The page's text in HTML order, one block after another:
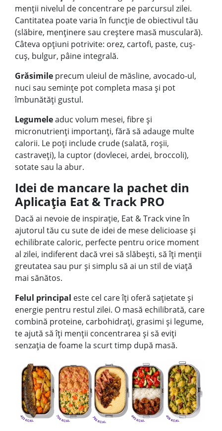
menții nivelul de concentrare pe parcursul zilei.
Cantitatea poate varia în funcție de obiectivul tău
(slăbire, menținere sau creștere masă musculară).
Câteva opțiuni potrivite: orez, cartofi, paste, cuș-
cuș, bulgur, pâine integrală.
Grăsimile precum uleiul de măsline, avocado-ul,
nuci sau semințe pot completa masa și pot
îmbunătăți gustul.
Legumeleaduc volum mesei, fibre și
micronutrienți importanți, fără să adauge multe
calorii. Le poți include crude (salată, roșii,
castraveți), la cuptor (dovlecei, ardei, broccoli),
sotate sau la abur.
Idei de mancare la pachet din
Aplicația Eat & Track PRO
Dacă ai nevoie de inspirație, Eat & Track vine în
ajutorul tău cu sute de idei de mese delicioase și
echilibrate caloric, perfecte pentru orice moment
al zilei, indiferent dacă vrei să slăbești, să îți menții
greutatea sau pur și simplu să ai un stil de viață
mai sănătos.
Felul principal este cel care îți oferă sațietate și
energie pentru restul zilei. O masă echilibrată, care
combină proteine, carbohidrați, grasimi și legume,
te ajută să îți menții concentrarea și să eviți
senzația de foame la scurt timp după masă.